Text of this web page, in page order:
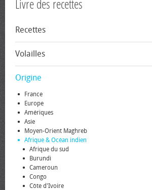
Livre des recettes
Recettes
Volailles
Origine
France
Europe
Amériques
Asie
Moyen-Orient Maghreb
Afrique & Océan indien
Afrique du sud
Burundi
Cameroun
Congo
Côte d'Ivoire